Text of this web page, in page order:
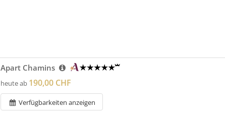
Apart Chamins
heute ab 190,00 CHF
Verfügbarkeiten anzeigen